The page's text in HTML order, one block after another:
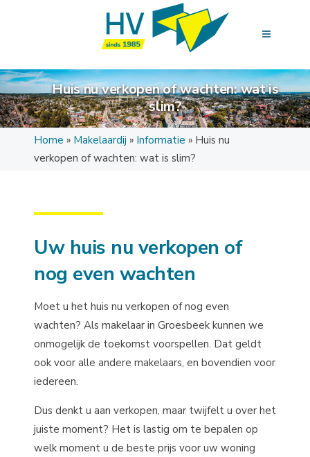
Huis nu verkopen of wachten: wat is
slim?
Home » Makelaardij » Informatie » Huis nu
verkopen of wachten: wat is slim?
Uw huis nu verkopen of
nog even wachten
Moet u het huis nu verkopen of nog even
wachten? Als makelaar in Groesbeek kunnen we
onmogelijk de toekomst voorspellen. Dat geldt
ook voor alle andere makelaars, en bovendien voor
iedereen.
Dus denkt u aan verkopen, maar twijfelt u over het
juiste moment? Het is lastig om te bepalen op
welk moment u de beste prijs voor uw woning